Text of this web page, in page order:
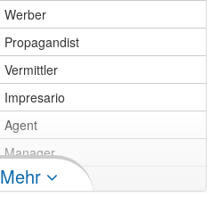
Werber
Propagandist
Vermittler
Impresario
Agent
Manager
Mehr